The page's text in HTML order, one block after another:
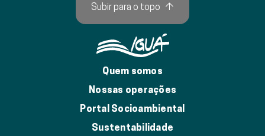
Quem somos
Nossas operações
Portal Socioambiental
Sustentabilidade
Subir para o topo ↑